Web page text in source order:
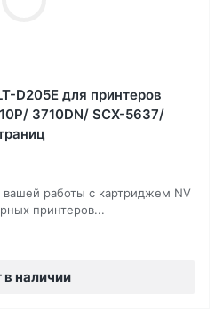
D205E для принтеров
3710DN/ SCX-5637/
вашей работы с картриджем NV
принтеров...
в наличии